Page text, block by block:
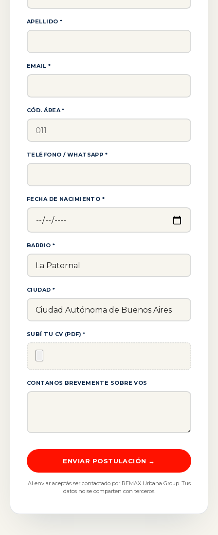
APELLIDO *
EMAIL *
CÓD. ÁREA *
TELÉFONO / WHATSAPP *
FECHA DE NACIMIENTO *
BARRIO *
CIUDAD *
SUBÍ TU CV (PDF) *
CONTANOS BREVEMENTE SOBRE VOS
ENVIAR POSTULACIÓN →
Al enviar aceptás ser contactado por REMAX Urbana Group. Tus
datos no se comparten con terceros.